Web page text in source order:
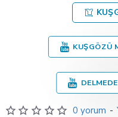
0 yorum -
KUŞGÖZÜ